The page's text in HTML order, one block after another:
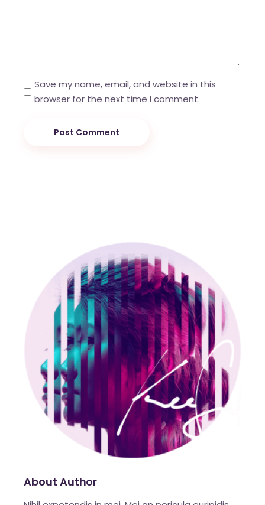
Save my name, email, and website in this
browser for the next time I comment.
Post Comment
About Author